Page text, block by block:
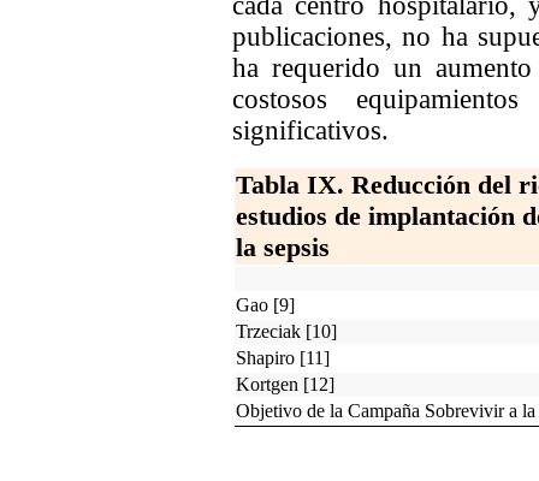
publicaciones, no ha
ha requerido un
costosos
significativos.
Tabla IX. Reducción del
estudios de implantación
la sepsis
Gao [9]
Trzeciak [10]
Shapiro [11]
Kortgen [12]
Objetivo de la Campaña Sobrevivir a